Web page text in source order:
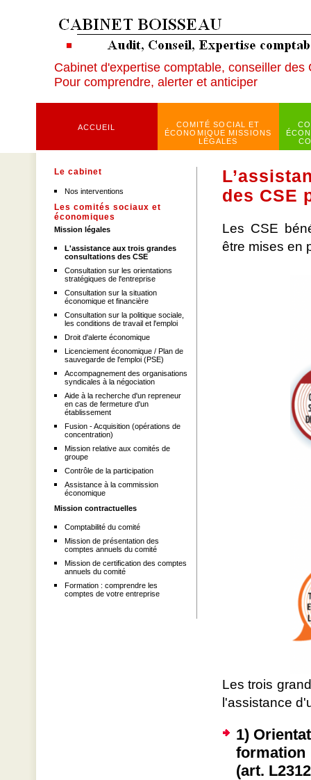
Cabinet d'expertise comptable, conseiller des
Pour comprendre, alerter et anticiper
ACCUEIL
COMITÉ SOCIAL ET
ÉCONOMIQUE MISSIONS
LÉGALES
Le cabinet
Nos interventions
Les comités sociaux et
économiques
Mission légales
L'assistance aux trois grandes
consultations des CSE
Consultation sur les orientations
stratégiques de l'entreprise
Consultation sur la situation
économique et financière
Consultation sur la politique sociale,
les conditions de travail et l'emploi
Droit d'alerte économique
Licenciement économique / Plan de
sauvegarde de l'emploi (PSE)
Accompagnement des organisations
syndicales à la négociation
Aide à la recherche d'un repreneur
en cas de fermeture d'un
établissement
Fusion - Acquisition (opérations de
concentration)
Mission relative aux comités de
groupe
Contrôle de la participation
Assistance à la commission
économique
Mission contractuelles
Comptabilité du comité
Mission de présentation des
comptes annuels du comité
Mission de certification des comptes
annuels du comité
Formation : comprendre les
comptes de votre entreprise
des CSE
Les CSE
être mises en
Les trois
l'assistance
1)
formation
(art.